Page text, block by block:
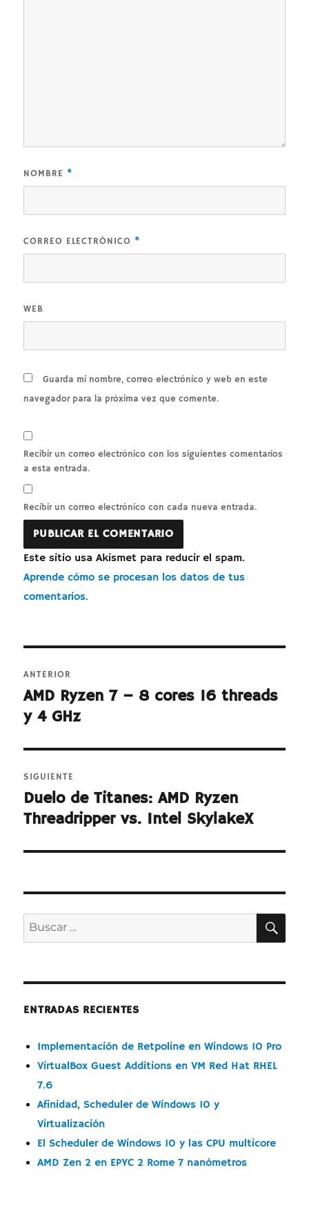
NOMBRE *
CORREO ELECTRÓNICO *
WEB
Guarda mi nombre, correo electrónico y web en este
navegador para la próxima vez que comente.
Recibir un correo electrónico con los siguientes comentarios
a esta entrada.
Recibir un correo electrónico con cada nueva entrada.
Este sitio usa Akismet para reducir el spam.
Aprende cómo se procesan los datos de tus
comentarios.
de
entradas
ANTERIOR
Entrada
anterior:
AMD Ryzen 7 – 8 cores 16 threads
y 4 GHz
SIGUIENTE
Entrada
siguiente:
Duelo de Titanes: AMD Ryzen
Threadripper vs. Intel SkylakeX
Buscar
por:
ENTRADAS RECIENTES
Implementación de Retpoline en Windows 10 Pro
VirtualBox Guest Additions en VM Red Hat RHEL
7.6
Afinidad, Scheduler de Windows 10 y
Virtualización
El Scheduler de Windows 10 y las CPU multicore
AMD Zen 2 en EPYC 2 Rome 7 nanómetros